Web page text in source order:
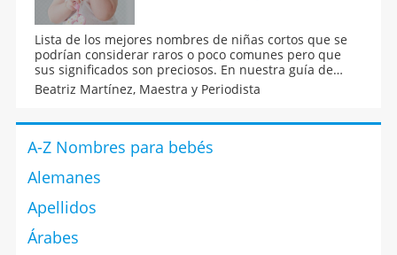
Lista de los mejores nombres de niñas cortos que se
podrían considerar raros o poco comunes pero que
sus significados son preciosos. En nuestra guía de
nombres para bebés te contamos el origen y
significado de cada uno de estos nombres para niñas
Beatriz Martínez, Maestra y Periodista
A-Z Nombres para bebés
Alemanes
Apellidos
Árabes